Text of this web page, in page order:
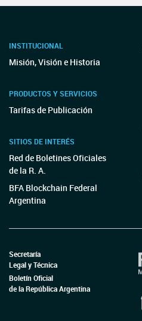
INSTITUCIONAL
Misión, Visión e Historia
PRODUCTOS Y SERVICIOS
Tarifas de Publicación
SITIOS DE INTERÉS
Red de Boletines Oficiales
de la R. A.
BFA Blockchain Federal
Argentina
Secretaría
Legal y Técnica
Boletín Oficial
de la República Argentina